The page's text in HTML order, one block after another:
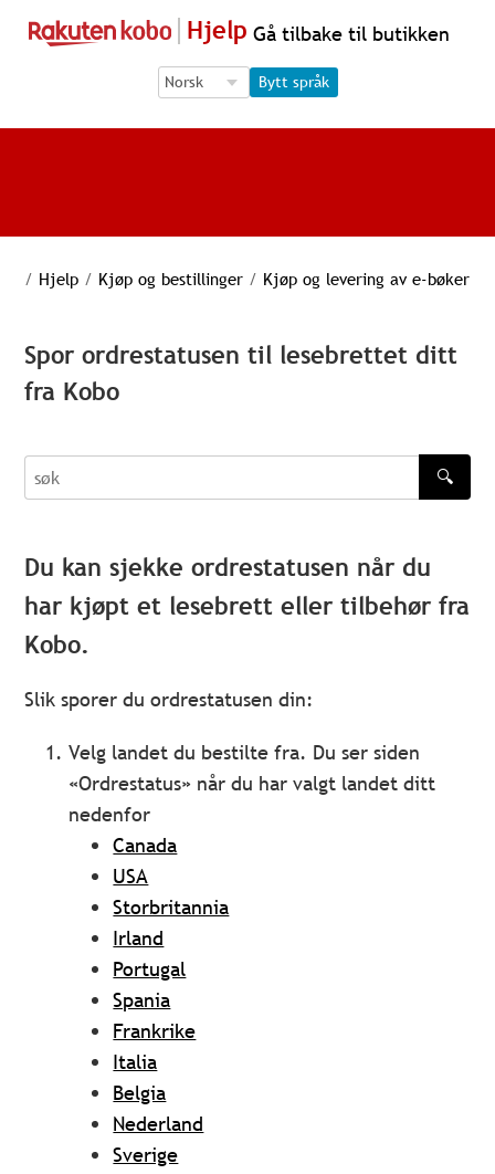
Hjelp Gå tilbake til butikken
Language Selection
Language Selection
Bytt språk
/ Hjelp / Kjøp og bestillinger / Kjøp og levering av e-bøker
Spor ordrestatusen til lesebrettet ditt
fra Kobo
søk
🔍
Du kan sjekke ordrestatusen når du
har kjøpt et lesebrett eller tilbehør fra
Kobo.
Slik sporer du ordrestatusen din:
Velg landet du bestilte fra. Du ser siden
«Ordrestatus» når du har valgt landet ditt
nedenfor
Canada
USA
Storbritannia
Irland
Portugal
Spania
Frankrike
Italia
Belgia
Nederland
Sverige